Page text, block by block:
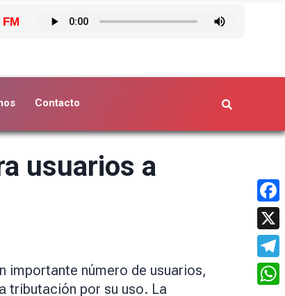
Contacto
usuarios a
importante número de usuarios,
tributación por su uso. La
X